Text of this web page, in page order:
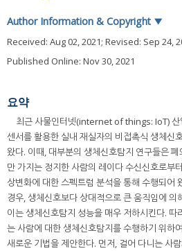
Author Information & Copyright ▼
Received: Aug 02, 2021; Revised: Sep 24,
Published Online: Nov 30, 2021
요약
최근 사물인터넷(internet of things: IoT) 산
센서를 활용한 실내 재실자의 비접촉식 생체신
왔다. 이때, 대부분의 생체신호탐지 연구들은
만 가지는 정지한 사람의 레이다 수신신호로부
상변화에 대한 스펙트럼 분석을 통해 수행되어
경우, 생체신호보다 상대적으로 큰 움직임에
이는 생체신호탐지 성능을 매우 저하시킨다. 따
는 사람에 대한 생체신호탐지를 수행하기 위하
새로운 기법을 제안한다. 먼저, 걸어 다니는 사